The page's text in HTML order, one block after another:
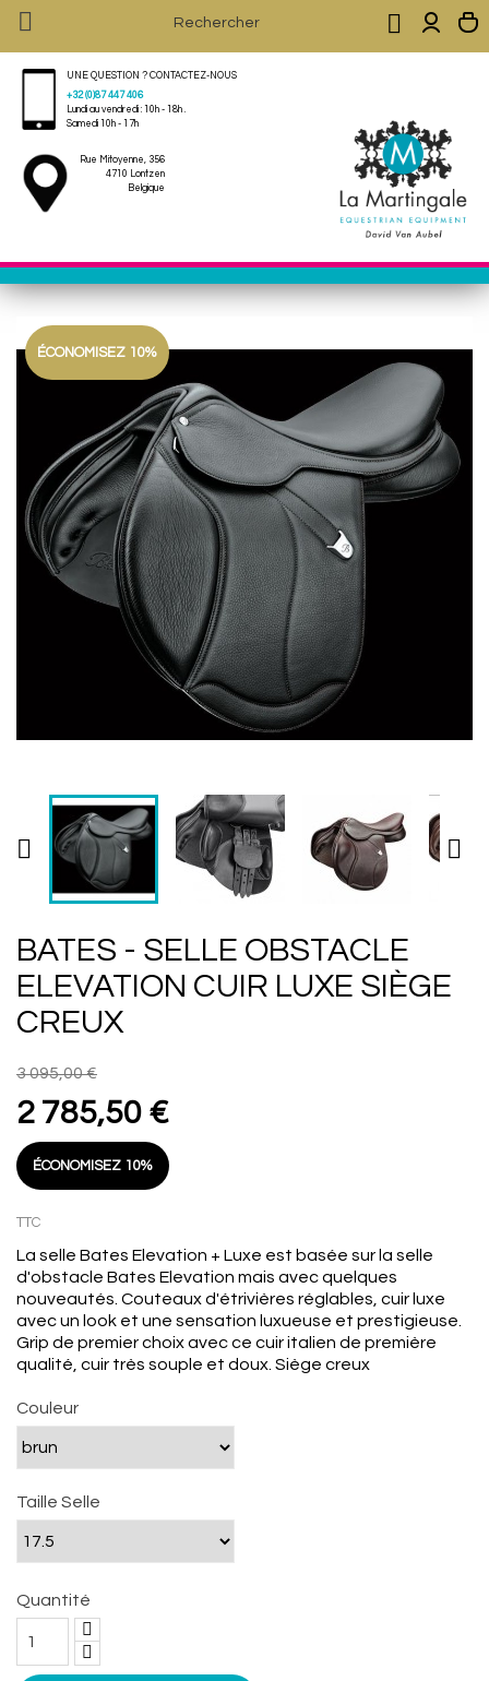
 
UNE QUESTION ? CONTACTEZ-NOUS
+32 (0)87 447 406
Lundi au vendredi : 10h - 18h .
Samedi 10h - 17h
Rue Mitoyenne, 356
4710 Lontzen
Belgique
ÉCONOMISEZ 10%
 
BATES - SELLE OBSTACLE
ELEVATION CUIR LUXE SIÈGE
CREUX
3 095,00 €
2 785,50 €
ÉCONOMISEZ 10%
TTC
La selle Bates Elevation + Luxe est basée sur la selle
d'obstacle Bates Elevation mais avec quelques
nouveautés. Couteaux d'étrivières réglables, cuir luxe
avec un look et une sensation luxueuse et prestigieuse.
Grip de premier choix avec ce cuir italien de première
qualité, cuir très souple et doux. Siège creux
Couleur
Taille Selle
Quantité